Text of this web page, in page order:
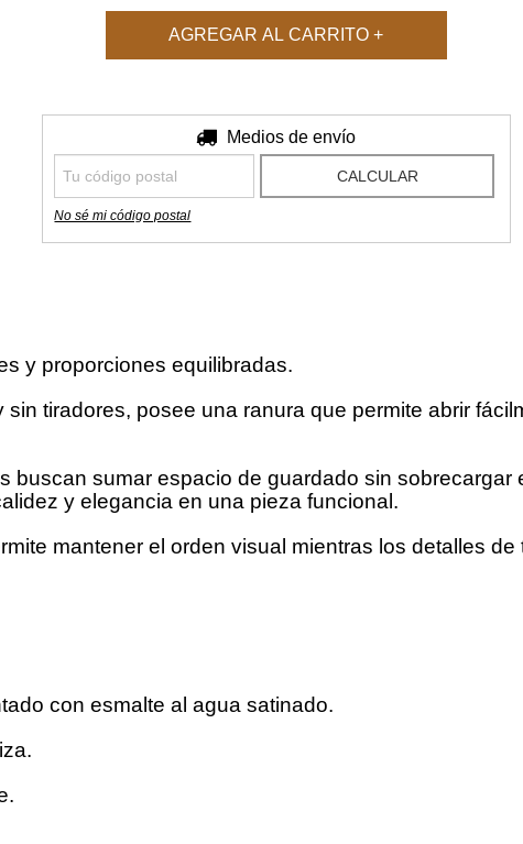
Entregas para el CP: Medios de envío
CALCULAR
No sé mi código postal
y proporciones equilibradas.
sin tiradores, posee una ranura que permite abrir
buscan sumar espacio de guardado sin sobrecargar
y elegancia en una pieza funcional.
mantener el orden visual mientras los detalles
con esmalte al agua satinado.